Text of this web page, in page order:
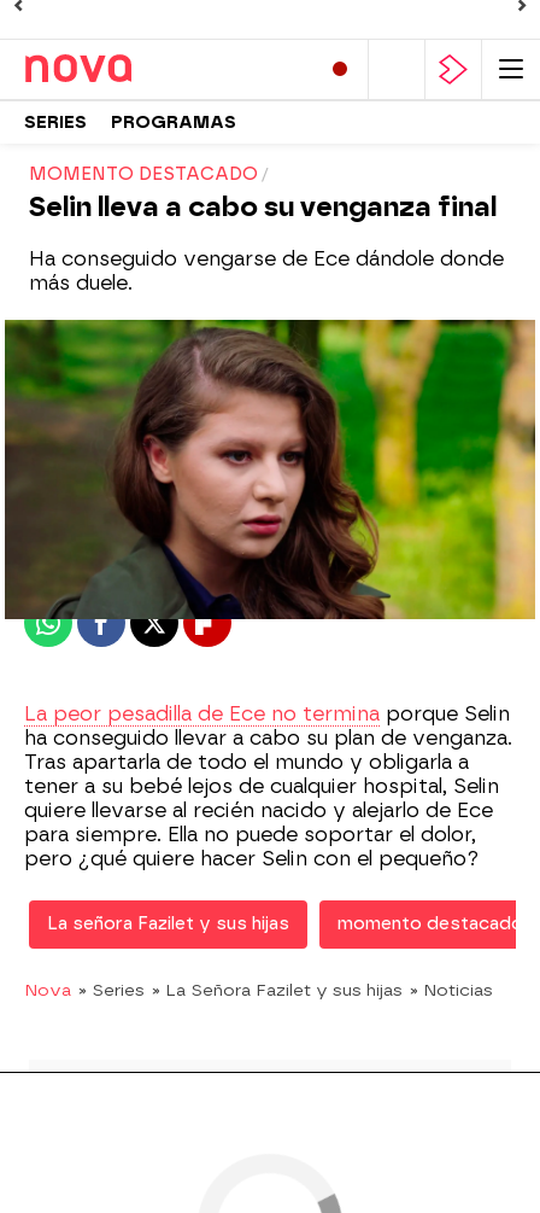
SERIES PROGRAMAS
MOMENTO DESTACADO
Selin lleva a cabo su venganza final
Ha conseguido vengarse de Ece dándole donde
más duele.
Madrid
Publicado: 16 de abril de 2020, 22:31
WhatsappFacebook
X Flipboard
La peor pesadilla de Ece no termina porque Selin
ha conseguido llevar a cabo su plan de venganza.
Tras apartarla de todo el mundo y obligarla a
tener a su bebé lejos de cualquier hospital, Selin
quiere llevarse al recién nacido y alejarlo de Ece
para siempre. Ella no puede soportar el dolor,
pero ¿qué quiere hacer Selin con el pequeño?
La señora Fazilet y sus hijas momento destacado
Nova » Series » La Señora Fazilet y sus hijas » Noticias